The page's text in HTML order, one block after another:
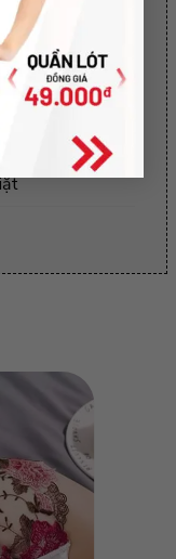
mềm
giặt sấy
mặt trời